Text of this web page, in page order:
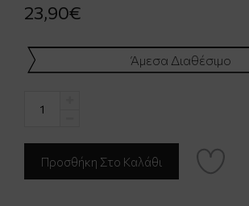
23,90€
Άμεσα Διαθέσιμο